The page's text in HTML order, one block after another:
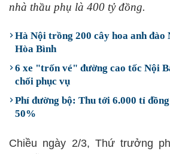
nhà thầu phụ là 400 tỷ đồng.
Hà Nội trồng 200 cây hoa anh đào
Hòa Bình
6 xe "trốn vé" đường cao tốc Nội
chối phục vụ
Phí đường bộ: Thu tới 6.000 tỉ
50%
Chiều ngày 2/3, Thứ trưởng